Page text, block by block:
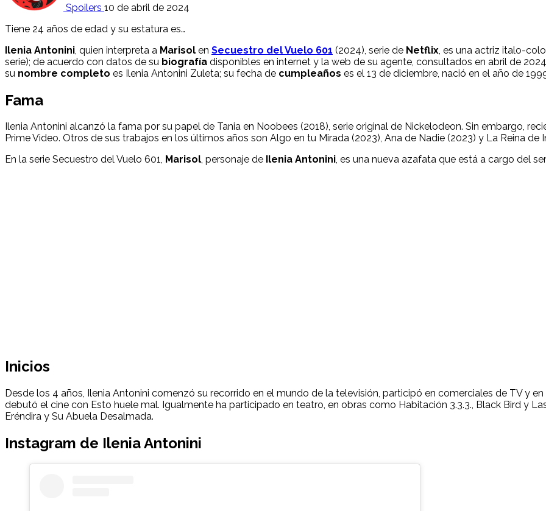
Spoilers 10 de abril de 2024
Tiene 24 años de edad y su estatura es…
Ilenia Antonini , quien interpreta a Marisol en Secuestro del Vuelo 601 (2024), serie de Netflix , es una actriz italo-
serie); de acuerdo con datos de su biografía disponibles en internet y la web de su agente, consultados en abril de
su nombre completo es Ilenia Antonini Zuleta; su fecha de cumpleaños es el 13 de diciembre, nació en el año de
Fama
Ilenia Antonini alcanzó la fama por su papel de Tania en Noobees (2018), serie original de Nickelodeon. Sin embargo,
Prime Video. Otros de sus trabajos en los últimos años son Algo en tu Mirada (2023), Ana de Nadie (2023) y La Reina
En la serie Secuestro del Vuelo 601, Marisol, personaje de Ilenia Antonini, es una nueva azafata que está a cargo del
Inicios
Desde los 4 años, Ilenia Antonini comenzó su recorrido en el mundo de la televisión, participó en comerciales de TV y
debutó el cine con Esto huele mal. Igualmente ha participado en teatro, en obras como Habitación 3.3.3., Black Bird y
Eréndira y Su Abuela Desalmada.
Instagram de Ilenia Antonini